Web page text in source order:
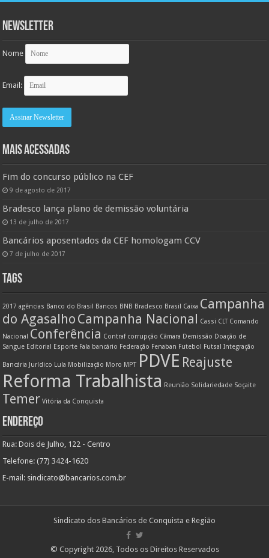
Newsletter
Nome
Email:
MAIS ACESSADAS
Fim do concurso público na CEF
9 de agosto de 2017
Bradesco lança plano de demissão voluntária
13 de julho de 2017
Bancários aposentados da CEF homologam CCV
7 de julho de 2017
TAGS
2017 agências Banco do Brasil Bancos BNB Bradesco Brasil Caixa Campanha
do Agasalho Campanha Nacional Cassi CLT Comando
Nacional Conferência Contraf corrupção Câmara Demissão Doação de
Sangue Editorial Esporte Fala bancário Federação Fenaban Futebol Futsal Integração
Bancária Jurídico Lula Mobilização Moro MPT PDVE Reajuste
Reforma Trabalhista Reunião Solidariedade Soçaite
Temer Vitória da Conquista
ENDEREÇO
Rua: Dois de Julho, 122 - Centro
Telefone: (77) 3424-1620
E-mail: sindicato@bancarios.com.br
Sindicato dos Bancários de Conquista e Região
© Copyright 2026, Todos os Direitos Reservados